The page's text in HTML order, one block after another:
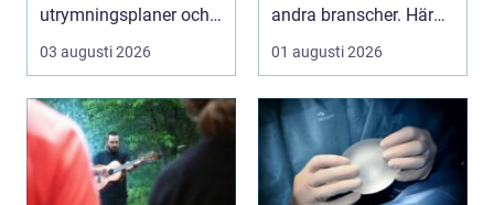
utrymningsplaner och
röda brandsläckare på
vägga...
03 augusti 2026
andra branscher. Här
påverkar varje bes...
01 augusti 2026